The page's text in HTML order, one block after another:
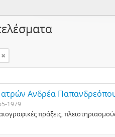
Ανδρέα
1979
πράξεις,